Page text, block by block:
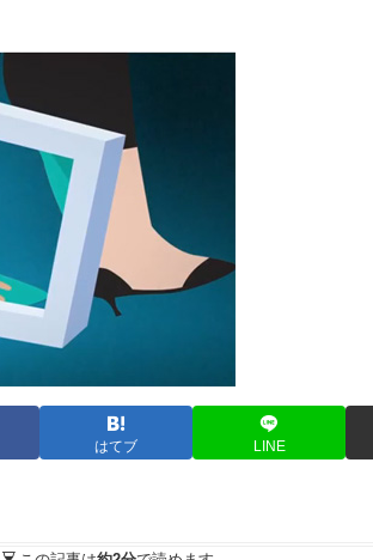
はてブ LINE